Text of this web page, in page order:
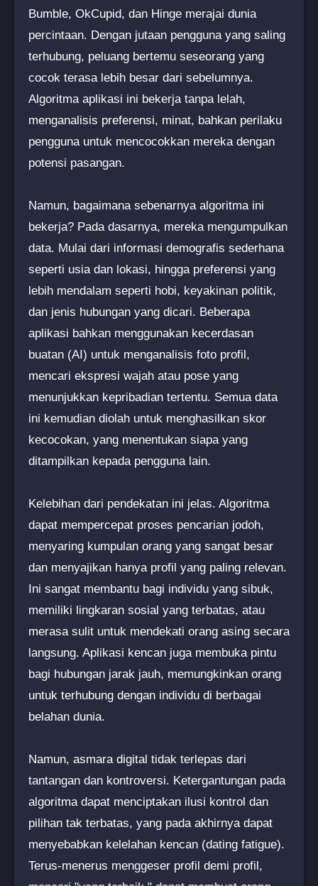
Bumble, OkCupid, dan Hinge merajai dunia
percintaan. Dengan jutaan pengguna yang saling
terhubung, peluang bertemu seseorang yang
cocok terasa lebih besar dari sebelumnya.
Algoritma aplikasi ini bekerja tanpa lelah,
menganalisis preferensi, minat, bahkan perilaku
pengguna untuk mencocokkan mereka dengan
potensi pasangan.
Namun, bagaimana sebenarnya algoritma ini
bekerja? Pada dasarnya, mereka mengumpulkan
data. Mulai dari informasi demografis sederhana
seperti usia dan lokasi, hingga preferensi yang
lebih mendalam seperti hobi, keyakinan politik,
dan jenis hubungan yang dicari. Beberapa
aplikasi bahkan menggunakan kecerdasan
buatan (AI) untuk menganalisis foto profil,
mencari ekspresi wajah atau pose yang
menunjukkan kepribadian tertentu. Semua data
ini kemudian diolah untuk menghasilkan skor
kecocokan, yang menentukan siapa yang
ditampilkan kepada pengguna lain.
Kelebihan dari pendekatan ini jelas. Algoritma
dapat mempercepat proses pencarian jodoh,
menyaring kumpulan orang yang sangat besar
dan menyajikan hanya profil yang paling relevan.
Ini sangat membantu bagi individu yang sibuk,
memiliki lingkaran sosial yang terbatas, atau
merasa sulit untuk mendekati orang asing secara
langsung. Aplikasi kencan juga membuka pintu
bagi hubungan jarak jauh, memungkinkan orang
untuk terhubung dengan individu di berbagai
belahan dunia.
Namun, asmara digital tidak terlepas dari
tantangan dan kontroversi. Ketergantungan pada
algoritma dapat menciptakan ilusi kontrol dan
pilihan tak terbatas, yang pada akhirnya dapat
menyebabkan kelelahan kencan (dating fatigue).
Terus-menerus menggeser profil demi profil,